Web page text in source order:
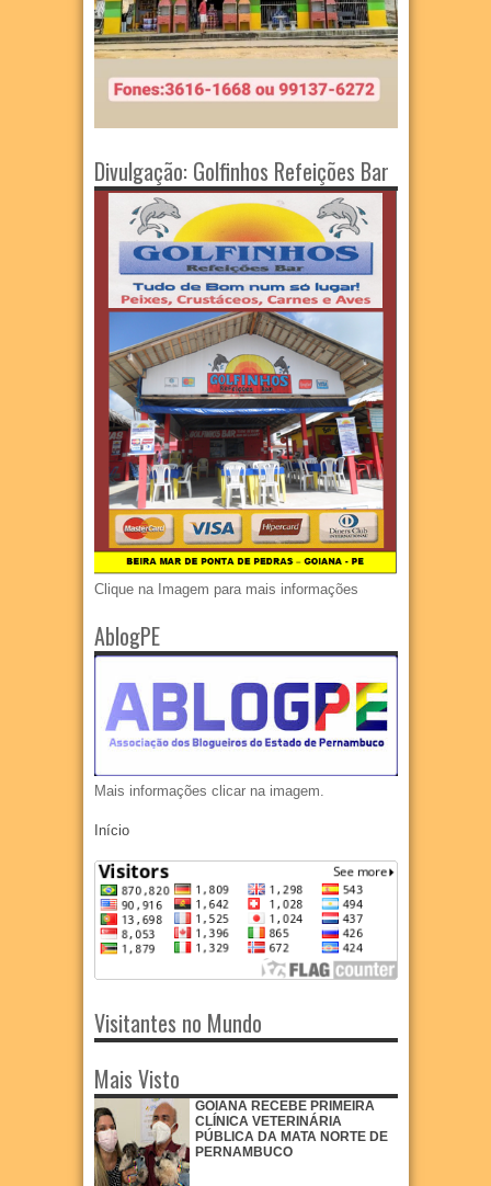
Divulgação: Golfinhos Refeições Bar
Clique na Imagem para mais informações
AblogPE
Mais informações clicar na imagem.
Início
Visitantes no Mundo
Mais Visto
GOIANA RECEBE PRIMEIRA
CLÍNICA VETERINÁRIA
PÚBLICA DA MATA NORTE DE
PERNAMBUCO